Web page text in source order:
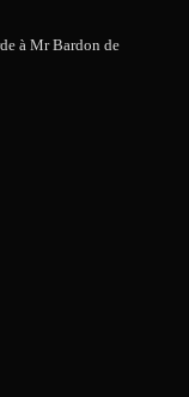
à Mr Bardon de